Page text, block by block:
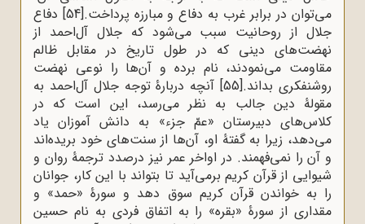
می‌توان در برابر غرب به دفاع و مبارزه پرداخت.[54] دفاع
جلال از روحانیت سبب می‌شود که جلال آل‌احمد از
نهضت‌های دینی که در طول تاریخ در مقابل ظالم
مقاومت می‌نمودند، نام برده و آن‌ها را نوعی نهضت
روشنفکری بداند.[55] آنچه دربارۀ توجه جلال آل‌احمد به
مقولۀ دین جالب به نظر می‌رسد، این است که در
کلاس‌های دبیرستان «عمّ جزء» به دانش آموزان یاد
می‌دهد، زیرا به گفتۀ او، آن‌ها از سنت‌های خود بریده‌اند
و آن را نمی‌فهمند. در اواخر عمر نیز درصدد ترجمۀ روان و
شیوایی از قرآن کریم برمی‌آید تا بتواند با این کار، جوانان
را به خواندن قرآن کریم سوق دهد و سورۀ «حمد» و
مقداری از سورۀ «بقره» را به اتفاق فردی به نام حسین